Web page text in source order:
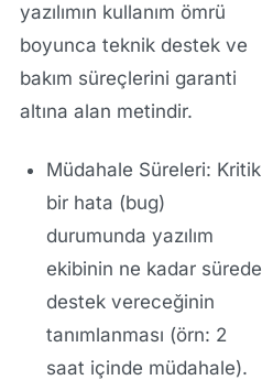
yazılımın kullanım ömrü
boyunca teknik destek ve
bakım süreçlerini garanti
altına alan metindir.
Müdahale Süreleri: Kritik
bir hata (bug)
durumunda yazılım
ekibinin ne kadar sürede
destek vereceğinin
tanımlanması (örn: 2
saat içinde müdahale).